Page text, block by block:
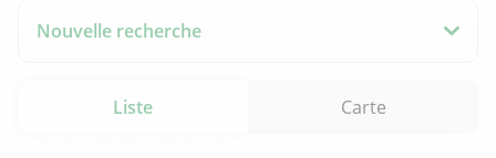
Nouvelle recherche
Liste Carte